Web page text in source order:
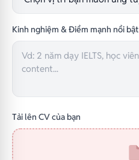
Kinh nghiệm & Điểm mạnh nổi bật
Tải lên CV của bạn